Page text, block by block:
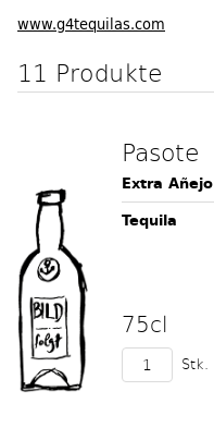
www.g4tequilas.com
11 Produkte
Pasote
Extra Añejo
Tequila
75cl
Stk.